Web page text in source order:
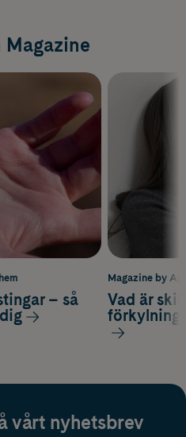
Magazine by
Vad är
förkylning
– så
vårt nyhetsbrev